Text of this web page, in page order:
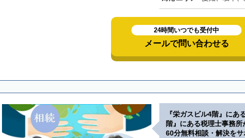
24時間いつでも受付中
メールで問い合わせる
『栄ガスビル4階』にあ
階』にある税理士事務
60分無料相談・解決を